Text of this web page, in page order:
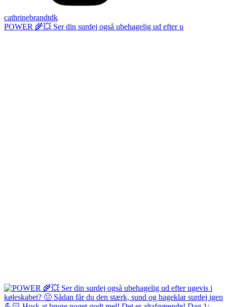
cathrinebrandtdk
POWER 🌾💥 Ser din surdej også ubehagelig ud efter u